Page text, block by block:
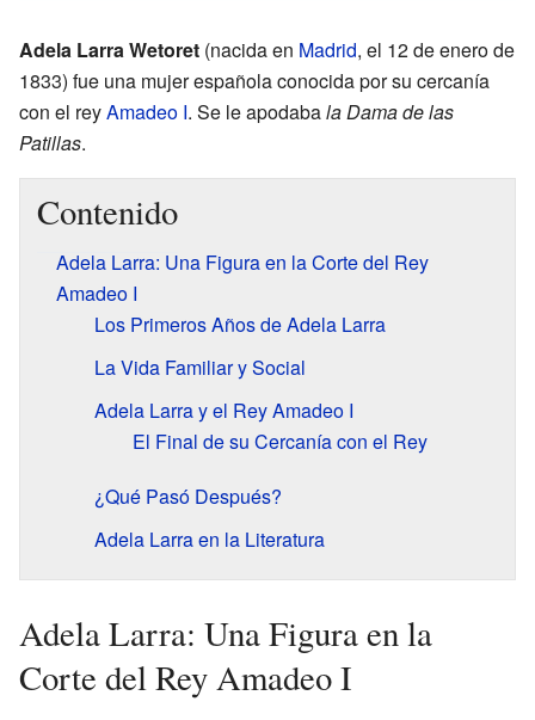
Adela Larra Wetoret (nacida en Madrid, el 12 de enero de
1833) fue una mujer española conocida por su cercanía
con el reyAmadeo I. Se le apodabala Dama de las
Patillas.
Contenido
Adela Larra: Una Figura en la Corte del Rey
Amadeo I
Los Primeros Años de Adela Larra
La Vida Familiar y Social
Adela Larra y el Rey Amadeo I
El Final de su Cercanía con el Rey
¿Qué Pasó Después?
Adela Larra en la Literatura
Adela Larra: Una Figura en la
Corte del Rey Amadeo I